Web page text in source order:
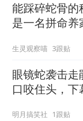
能踩碎蛇骨的
是一名拼命养
生灵观察喵 3跟贴
眼镜蛇袭击走
口咬住头，下
明月搞笑社 1跟贴